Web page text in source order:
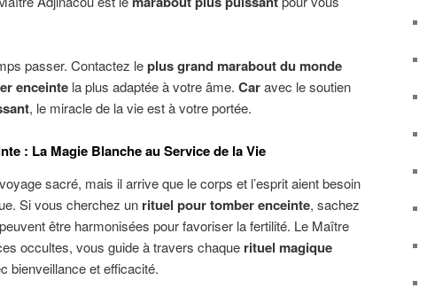
passer. Contactez leplus grand marabout du monde
enceinte la plus adaptée à votre âme. Caravec le soutien
, le miracle de la vie est à votre portée.
: La Magie Blanche au Service de la Vie
voyage sacré, mais il arrive que le corps et l’esprit aient besoin
Si vous cherchez un rituel pour tomber enceinte, sachez
être harmonisées pour favoriser la fertilité. Le Maître
occultes, vous guide à travers chaque rituel magique
bienveillance et efficacité.